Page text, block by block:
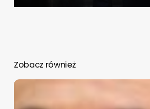
Zobacz również